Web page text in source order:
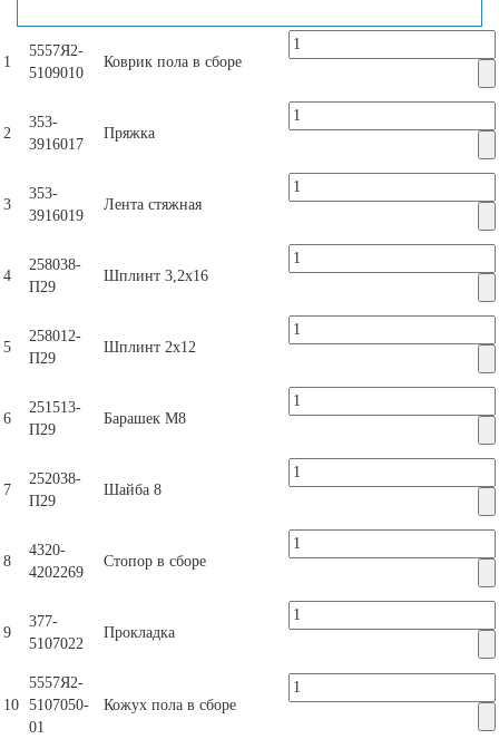
1
5557Я2-
5109010
Коврик пола в сборе
2
353-
3916017
Пряжка
3
353-
3916019
Лента стяжная
4
258038-
П29
Шплинт 3,2х16
5
258012-
П29
Шплинт 2х12
6
251513-
П29
Барашек М8
7
252038-
П29
Шайба 8
8
4320-
4202269
Стопор в сборе
9
377-
5107022
Прокладка
10
5557Я2-
5107050-
01
Кожух пола в сборе